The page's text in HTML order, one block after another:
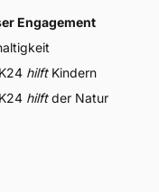
Engagement
hilftKindern
hilftder Natur